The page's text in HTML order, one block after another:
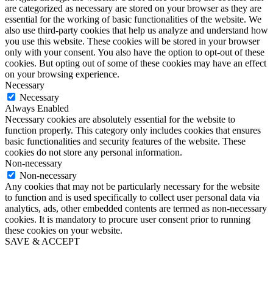
are categorized as necessary are stored on your browser as they are
essential for the working of basic functionalities of the website. We
also use third-party cookies that help us analyze and understand how
you use this website. These cookies will be stored in your browser
only with your consent. You also have the option to opt-out of these
cookies. But opting out of some of these cookies may have an effect
on your browsing experience.
Necessary
Necessary
Always Enabled
Necessary cookies are absolutely essential for the website to
function properly. This category only includes cookies that ensures
basic functionalities and security features of the website. These
cookies do not store any personal information.
Non-necessary
Non-necessary
Any cookies that may not be particularly necessary for the website
to function and is used specifically to collect user personal data via
analytics, ads, other embedded contents are termed as non-necessary
cookies. It is mandatory to procure user consent prior to running
these cookies on your website.
SAVE & ACCEPT